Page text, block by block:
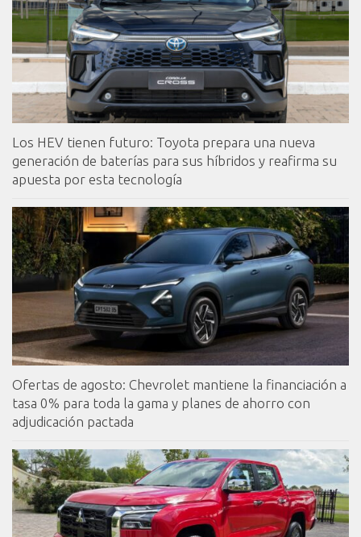
Los HEV tienen futuro: Toyota prepara una nueva
generación de baterías para sus híbridos y reafirma su
apuesta por esta tecnología
Ofertas de agosto: Chevrolet mantiene la financiación a
tasa 0% para toda la gama y planes de ahorro con
adjudicación pactada